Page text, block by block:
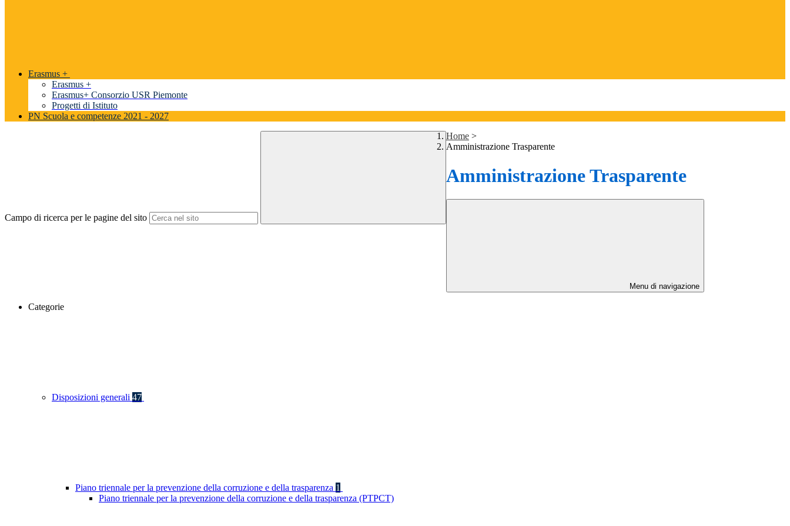
Erasmus +
Erasmus +
Erasmus+ Consorzio USR Piemonte
Progetti di Istituto
PN Scuola e competenze 2021 - 2027
Campo di ricerca per le pagine del sito
Home >
Amministrazione Trasparente
Amministrazione Trasparente
Menu di navigazione
Categorie
Disposizioni generali 47
Piano triennale per la prevenzione della corruzione e della trasparenza 1
Piano triennale per la prevenzione della corruzione e della trasparenza (PTPCT)